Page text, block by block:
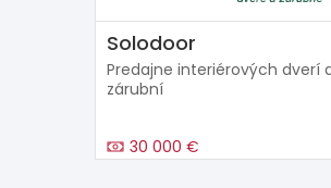
Solodoor
Predajne interiérových dverí
zárubní
30 000 €